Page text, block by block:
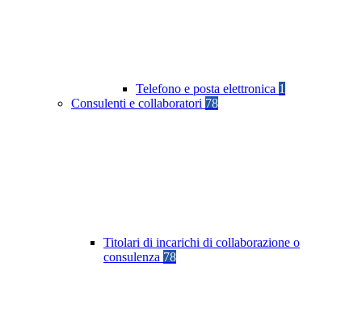
Telefono e posta elettronica 1
Consulenti e collaboratori 78
Titolari di incarichi di collaborazione o
consulenza 78